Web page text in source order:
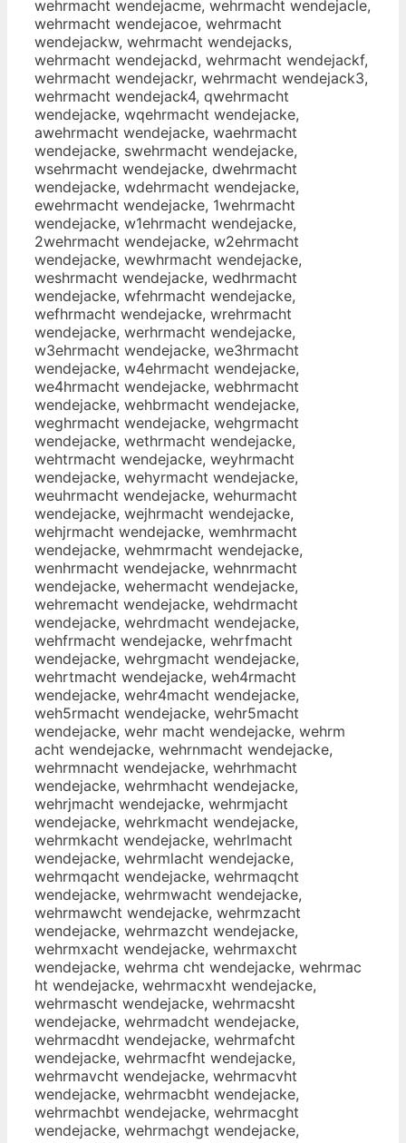
wehrmacht wendejacme, wehrmacht wendejacle,
wehrmacht wendejacoe, wehrmacht
wendejackw, wehrmacht wendejacks,
wehrmacht wendejackd, wehrmacht wendejackf,
wehrmacht wendejackr, wehrmacht wendejack3,
wehrmacht wendejack4, qwehrmacht
wendejacke, wqehrmacht wendejacke,
awehrmacht wendejacke, waehrmacht
wendejacke, swehrmacht wendejacke,
wsehrmacht wendejacke, dwehrmacht
wendejacke, wdehrmacht wendejacke,
ewehrmacht wendejacke, 1wehrmacht
wendejacke, w1ehrmacht wendejacke,
2wehrmacht wendejacke, w2ehrmacht
wendejacke, wewhrmacht wendejacke,
weshrmacht wendejacke, wedhrmacht
wendejacke, wfehrmacht wendejacke,
wefhrmacht wendejacke, wrehrmacht
wendejacke, werhrmacht wendejacke,
w3ehrmacht wendejacke, we3hrmacht
wendejacke, w4ehrmacht wendejacke,
we4hrmacht wendejacke, webhrmacht
wendejacke, wehbrmacht wendejacke,
weghrmacht wendejacke, wehgrmacht
wendejacke, wethrmacht wendejacke,
wehtrmacht wendejacke, weyhrmacht
wendejacke, wehyrmacht wendejacke,
weuhrmacht wendejacke, wehurmacht
wendejacke, wejhrmacht wendejacke,
wehjrmacht wendejacke, wemhrmacht
wendejacke, wehmrmacht wendejacke,
wenhrmacht wendejacke, wehnrmacht
wendejacke, wehermacht wendejacke,
wehremacht wendejacke, wehdrmacht
wendejacke, wehrdmacht wendejacke,
wehfrmacht wendejacke, wehrfmacht
wendejacke, wehrgmacht wendejacke,
wehrtmacht wendejacke, weh4rmacht
wendejacke, wehr4macht wendejacke,
weh5rmacht wendejacke, wehr5macht
wendejacke, wehr macht wendejacke, wehrm
acht wendejacke, wehrnmacht wendejacke,
wehrmnacht wendejacke, wehrhmacht
wendejacke, wehrmhacht wendejacke,
wehrjmacht wendejacke, wehrmjacht
wendejacke, wehrkmacht wendejacke,
wehrmkacht wendejacke, wehrlmacht
wendejacke, wehrmlacht wendejacke,
wehrmqacht wendejacke, wehrmaqcht
wendejacke, wehrmwacht wendejacke,
wehrmawcht wendejacke, wehrmzacht
wendejacke, wehrmazcht wendejacke,
wehrmxacht wendejacke, wehrmaxcht
wendejacke, wehrma cht wendejacke, wehrmac
ht wendejacke, wehrmacxht wendejacke,
wehrmascht wendejacke, wehrmacsht
wendejacke, wehrmadcht wendejacke,
wehrmacdht wendejacke, wehrmafcht
wendejacke, wehrmacfht wendejacke,
wehrmavcht wendejacke, wehrmacvht
wendejacke, wehrmacbht wendejacke,
wehrmachbt wendejacke, wehrmacght
wendejacke, wehrmachgt wendejacke,